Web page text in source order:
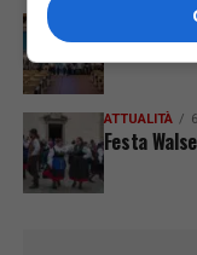
Concluso il
ATTUALITÀ
Festa